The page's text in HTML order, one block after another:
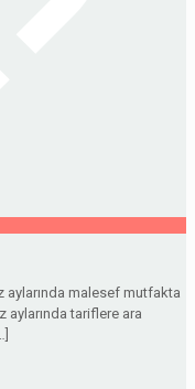
aylarında malesef mutfakta
aylarında tariflere ara